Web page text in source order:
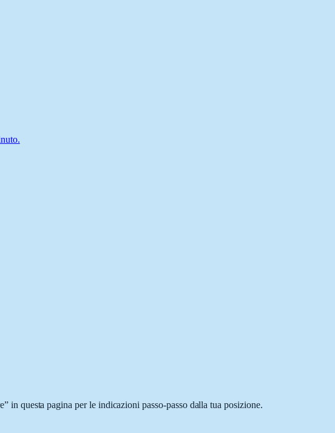
questa pagina per le indicazioni passo-passo dalla tua posizione.